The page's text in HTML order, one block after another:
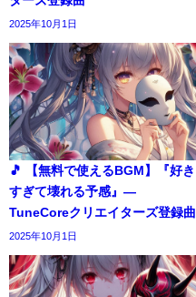
2025年10月1日
🎵 【無料で使えるBGM】『好き
すぎて壊れる予感』―
TuneCoreクリエイターズ登録曲
2025年10月1日